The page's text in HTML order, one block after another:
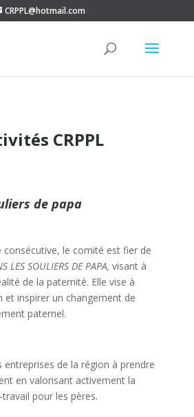
CRPPL@hotmail.com
CRPPL
de papa
consécutive, le comité est fier de
LES SOULIERS DE PAPA, visant à
de la paternité. Elle vise à
et inspirer un changement de
paternel.
entreprises de la région à prendre
en valorisant activement la
pour les pères.